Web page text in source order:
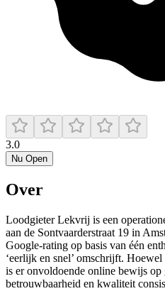
3.0
Nu Open
Over
Loodgieter Lekvrij is een
aan de Sontvaarderstraat 19 in
Google‑rating op basis van één
‘eerlijk en snel’ omschrijft.
is er onvoldoende online bewijs op
betrouwbaarheid en kwaliteit